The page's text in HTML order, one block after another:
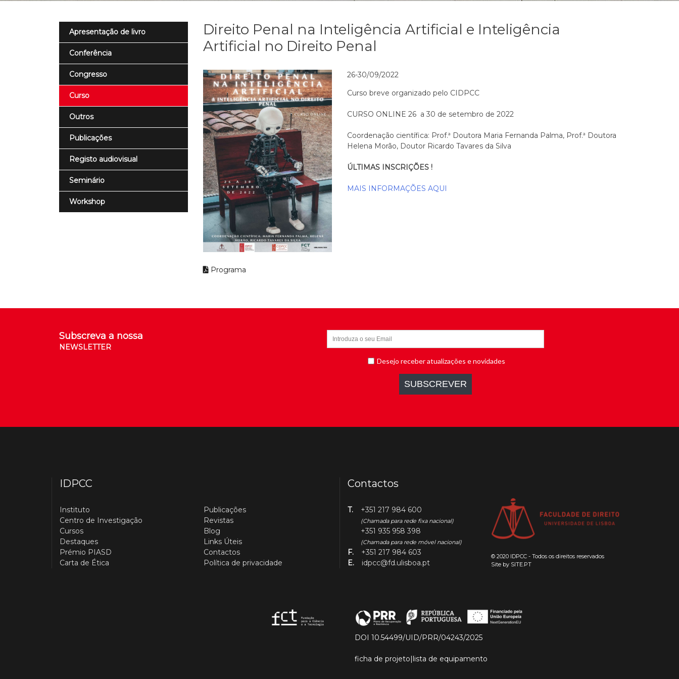
Apresentação de livro
Conferência
Congresso
Curso
Outros
Publicações
Registo audiovisual
Seminário
Workshop
Direito Penal na Inteligência Artificial e Inteligência
Artificial no Direito Penal
Programa
26-30/09/2022
Curso breve organizado pelo CIDPCC
CURSO ONLINE 26 a 30 de setembro de 2022
Coordenação científica: Prof.ª Doutora Maria Fernanda Palma, Prof.ª Doutora
Helena Morão, Doutor Ricardo Tavares da Silva
ÚLTIMAS INSCRIÇÕES !
MAIS INFORMAÇÕES AQUI
Subscreva a nossa
NEWSLETTER
IDPCC
Instituto
Centro de Investigação
Cursos
Destaques
Prémio PIASD
Carta de Ética
Publicações
Revistas
Blog
Links Úteis
Contactos
Política de privacidade
Contactos
T. +351 217 984 600
(Chamada para rede fixa nacional)
+351 935 958 398
(Chamada para rede móvel nacional)
F.
+351 217 984 603
E.
idpcc@fd.ulisboa.pt
© 2020 IDPCC - Todos os direitos reservados
Site by SITE.PT
DOI 10.54499/UID/PRR/04243/2025
ficha de projeto|lista de equipamento